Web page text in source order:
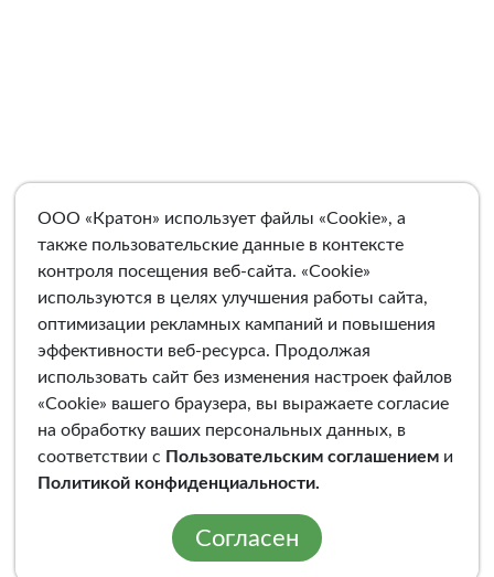
ООО «Кратон» использует файлы «Cookie», а
также пользовательские данные в контексте
контроля посещения веб-сайта. «Cookie»
используются в целях улучшения работы сайта,
оптимизации рекламных кампаний и повышения
эффективности веб-ресурса. Продолжая
использовать сайт без изменения настроек файлов
«Cookie» вашего браузера, вы выражаете согласие
на обработку ваших персональных данных, в
соответствии с Пользовательским соглашением и
Политикой конфиденциальности.
Согласен